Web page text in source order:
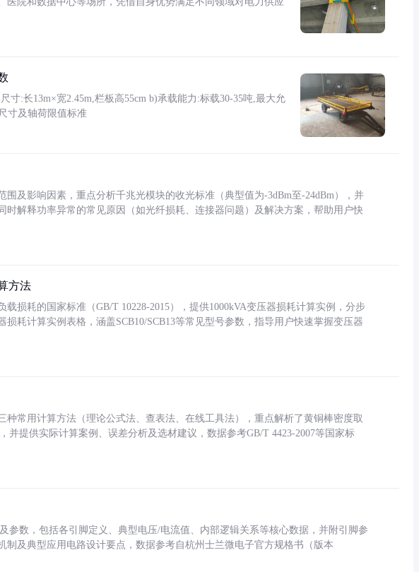
寸:长13m×宽2.45m,栏板高55cm b)承载能力:标载30-35吨,最大允
寸及轴荷限值标准
围及影响因素，重点分析千兆光模块的收光标准（典型值为-3dBm至-24dBm），并
时解释功率异常的常见原因（如光纤损耗、连接器问题）及解决方案，帮助用户快
方法
损耗的国家标准（GB/T 10228-2015），提供1000kVA变压器损耗计算实例，分步
耗计算实例表格，涵盖SCB10/SCB13等常见型号参数，指导用户快速掌握变压器
种常用计算方法（理论公式法、查表法、在线工具法），重点解析了黄铜棒密度取
并提供实际计算案例、误差分析及选材建议，数据参考GB/T 4423-2007等国家标
参数，包括各引脚定义、典型电压/电流值、内部逻辑关系等核心数据，并附引脚参
制及典型应用电路设计要点，数据参考自杭州士兰微电子官方规格书（版本